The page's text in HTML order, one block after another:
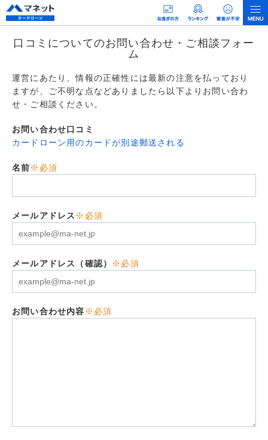
口コミについてのお問い合わせ・ご相談フォー
ム
運営にあたり、情報の正確性には最新の注意を払っており
ますが、ご不明な点などありましたら以下よりお問い合わ
せ・ご相談ください。
お問い合わせ口コミ
カードローン用のカードが別途郵送される
名前※必須
メールアドレス ※必須
メールアドレス（確認） ※必須
お問い合わせ内容 ※必須